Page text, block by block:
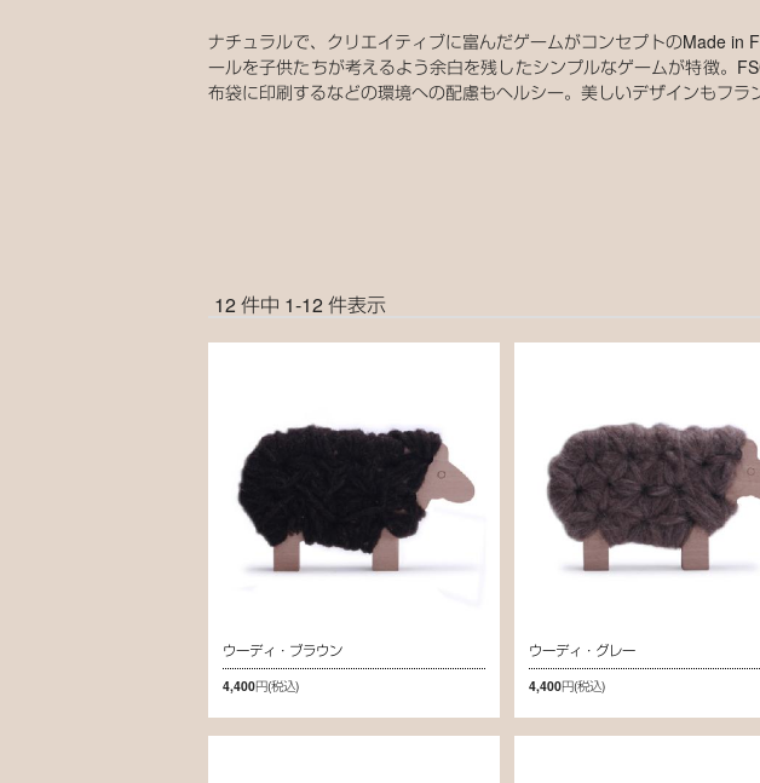
ナチュラルで、クリエイティブに富んだゲームがコンセプトのMade
ールを子供たちが考えるよう余白を残したシンプルなゲームが特徴。
布袋に印刷するなどの環境への配慮もヘルシー。美しいデザインもフラ
12 件中 1-12 件表示
ウーディ・ブラウン
4,400円(税込)
ウーディ・グレー
4,400円(税込)